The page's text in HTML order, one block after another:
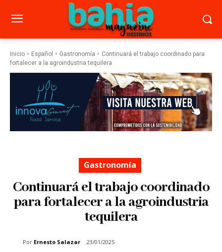
Inicio Español Gastronomía
Continuará el trabajo coordinado para
fortalecer a la agroindustria tequilera
Gastronomía
Continuará el trabajo coordinado
para fortalecer a la agroindustria
tequilera
Por Ernesto Salazar 23/01/2025